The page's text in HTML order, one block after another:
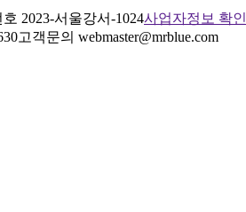
2023-서울강서-1024사업자정보 확인
고객문의 webmaster@mrblue.com